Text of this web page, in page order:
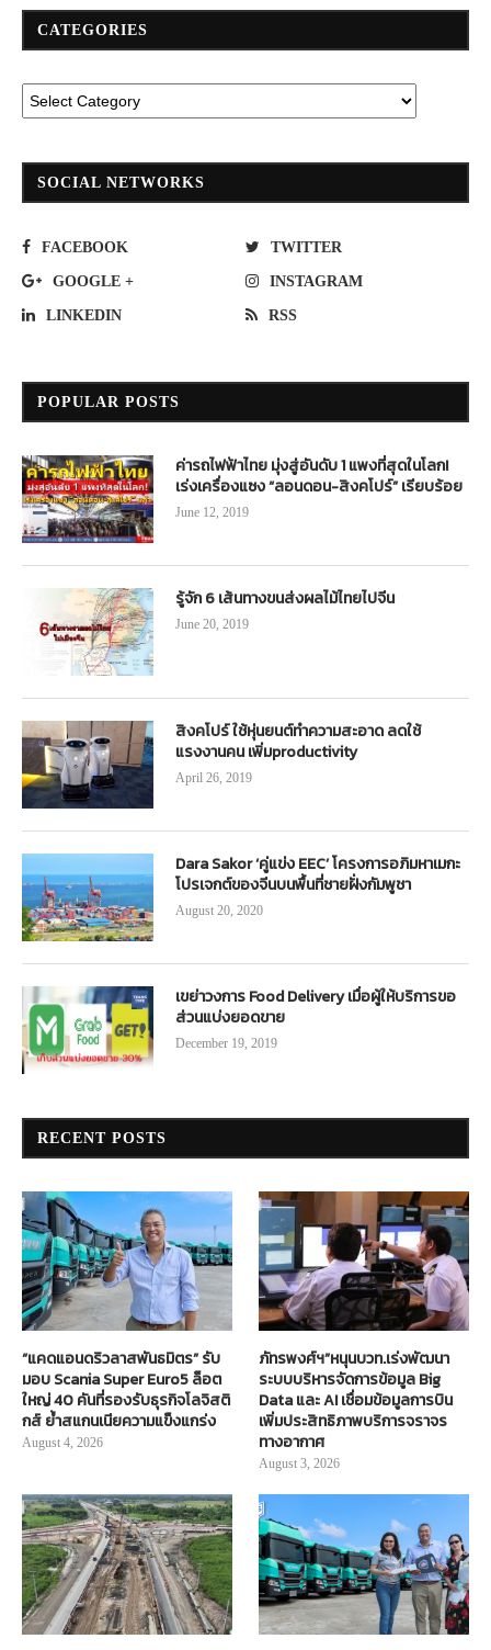
CATEGORIES
SOCIAL NETWORKS
FACEBOOK TWITTER
GOOGLE + INSTAGRAM
LINKEDIN RSS
POPULAR POSTS
ค่ารถไฟฟ้าไทย มุ่งสู่อันดับ 1 แพงที่สุดในโลก!
เร่งเครื่องแซง “ลอนดอน-สิงคโปร์” เรียบร้อย
June 12, 2019
รู้จัก 6 เส้นทางขนส่งผลไม้ไทยไปจีน
June 20, 2019
สิงคโปร์ ใช้หุ่นยนต์ทำความสะอาด ลดใช้
แรงงานคน เพิ่มproductivity
April 26, 2019
Dara Sakor ‘คู่แข่ง EEC’ โครงการอภิมหาเมกะ
โปรเจกต์ของจีนบนพื้นที่ชายฝั่งกัมพูชา
August 20, 2020
เขย่าวงการ Food Delivery เมื่อผู้ให้บริการขอ
ส่วนแบ่งยอดขาย
December 19, 2019
RECENT POSTS
“แคดแอนดริวลาสพันธมิตร” รับ
มอบ Scania Super Euro5 ล็อต
ใหญ่ 40 คันที่รองรับธุรกิจโลจิสติ
กส์ ย้ำสแกนเนียความแข็งแกร่ง
August 4, 2026
ภัทรพงศ์ฯ”หนุนบวท.เร่งพัฒนา
ระบบบริหารจัดการข้อมูล Big
Data และ AI เชื่อมข้อมูลการบิน
เพิ่มประสิทธิภาพบริการจราจร
ทางอากาศ
August 3, 2026